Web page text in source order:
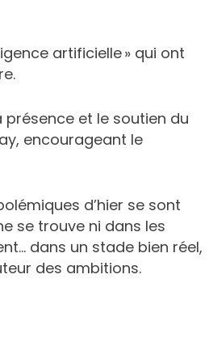
artificielle » qui ont
et le soutien du
encourageant le
d’hier se sont
se trouve ni dans les
dans un stade bien réel,
des ambitions.